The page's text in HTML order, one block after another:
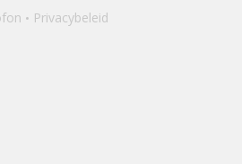
Privacybeleid